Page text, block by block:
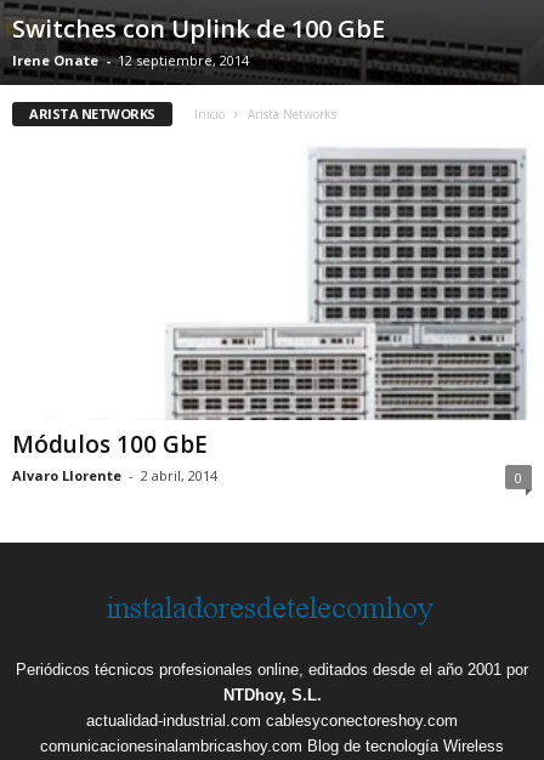
Switches con Uplink de 100 GbE
Irene Onate - 12 septiembre, 2014
ARISTA NETWORKS Inicio Arista Networks
Módulos 100 GbE
Alvaro Llorente - 2 abril, 2014 0
Periódicos técnicos profesionales online, editados desde el año 2001 por
NTDhoy, S.L.
actualidad-industrial.com cablesyconectoreshoy.com
comunicacionesinalambricashoy.com Blog de tecnología Wireless